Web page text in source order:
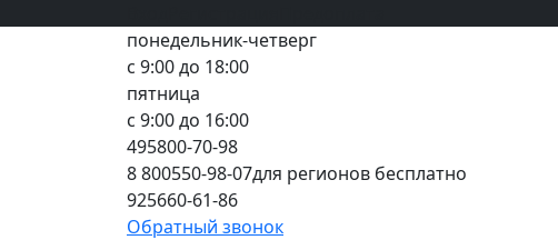
понедельник-четверг
с 9:00 до 18:00
пятница
с 9:00 до 16:00
495800-70-98
8 800550-98-07для регионов бесплатно
925660-61-86
Обратный звонок